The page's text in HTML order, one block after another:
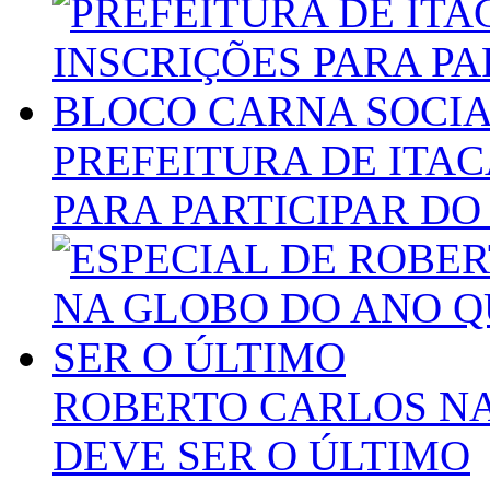
PREFEITURA DE
PARA PARTICIPAR
ROBERTO CARLOS
DEVE SER O ÚLTIMO